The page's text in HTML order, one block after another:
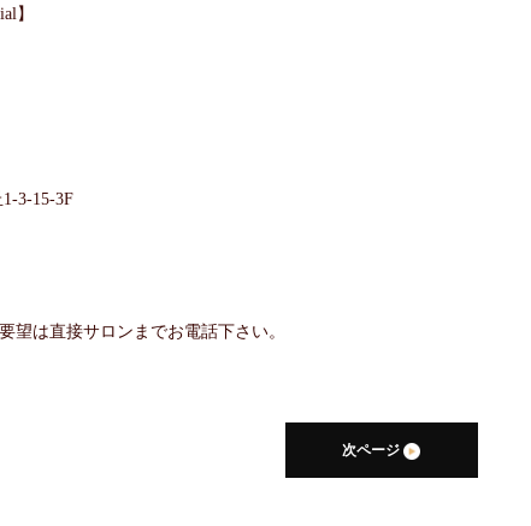
】
15-3F
は直接サロンまでお電話下さい。
次ページ